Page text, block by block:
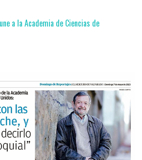
a la Academia de Ciencias de